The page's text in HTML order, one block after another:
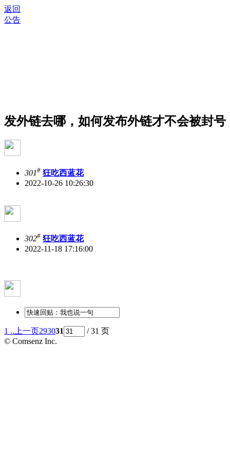
返回
公告
发外链去哪，如何发布外链才不会被封号
301# 狂吃西蓝花
2022-10-26 10:26:30
302# 狂吃西蓝花
2022-11-18 17:16:00
1 ..上一页293031
/ 31 页
© Comsenz Inc.